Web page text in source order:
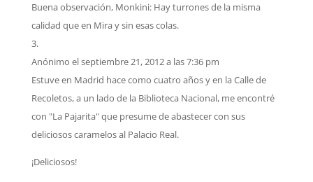
Buena observación, Monkini: Hay turrones de la misma
calidad que en Mira y sin esas colas.
Anónimo el septiembre 21, 2012 a las 7:36 pm
Estuve en Madrid hace como cuatro años y en la Calle de
Recoletos, a un lado de la Biblioteca Nacional, me encontré
con "La Pajarita" que presume de abastecer con sus
deliciosos caramelos al Palacio Real.
¡Deliciosos!